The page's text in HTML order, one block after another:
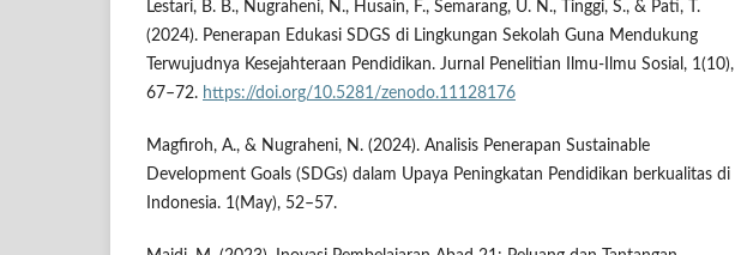
Lestari, B. B., Nugraheni, N., Husain, F., Semarang, U. N., Tinggi, S., & Pati, T.
(2024). Penerapan Edukasi SDGS di Lingkungan Sekolah Guna Mendukung
Terwujudnya Kesejahteraan Pendidikan. Jurnal Penelitian Ilmu-Ilmu Sosial, 1(10),
67–72. https://doi.org/10.5281/zenodo.11128176
Magfiroh, A., & Nugraheni, N. (2024). Analisis Penerapan Sustainable
Development Goals (SDGs) dalam Upaya Peningkatan Pendidikan berkualitas di
Indonesia. 1(May), 52–57.